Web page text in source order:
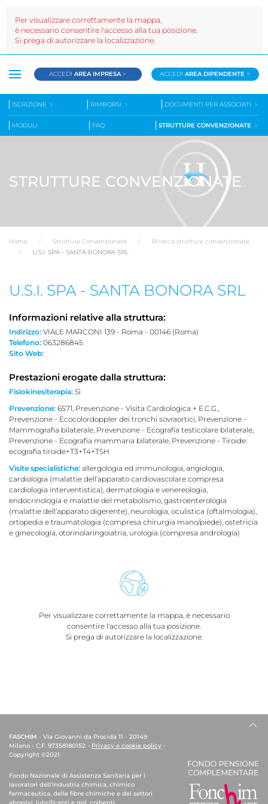
ACCEDIAREA IMPRESA > ACCEDIAREA DIPENDENTE >
ISCRIZIONE RIMBORSI DOCUMENTI PER ASSOCIATI
MODULI FAQ STRUTTURE CONVENZIONATE
STRUTTURE CONVENZIONATE
Home Strutture Convenzionate
Ricerca strutture convenzionate
U.S.I. SPA - SANTA BONORA SRL
U.S.I. SPA - SANTA BONORA SRL
Informazioni relative alla struttura:
Indirizzo: VIALE MARCONI 139 - Roma - 00146 (Roma)
Telefono: 063286845
Sito Web:
Prestazioni erogate dalla struttura:
Fisiokinesiterapia: Sì
Prevenzione: 6571, Prevenzione - Visita Cardiologica + E.C.G.,
Prevenzione - Ecocolordoppler dei tronchi sovraortici, Prevenzione -
Mammografia bilaterale, Prevenzione - Ecografia testicolare bilaterale,
Prevenzione - Ecografia mammaria bilaterale, Prevenzione - Tiroide:
ecografia tiroide+T3+T4+TSH
Visite specialistiche: allergologia ed immunologia, angiologia,
cardiologia (malattie dell’apparato cardiovascolare compresa
cardiologia interventistica), dermatologia e venereologia,
endocrinologia e malattie del metabolismo, gastroenterologia
(malattie dell’apparato digerente), neurologia, oculistica (oftalmologia),
ortopedia e traumatologia (compresa chirurgia mano/piede), ostetricia
e ginecologia, otorinolaringoiatria, urologia (compresa andrologia)
Per visualizzare correttamente la mappa, è necessario
consentire l'accesso alla tua posizione.
Si prega di autorizzare la localizzazione.
FASCHIM - Via Giovanni da Procida 11 - 20149
Milano - C.F. 97358180152 - Privacy e cookie policy -
Copyright ©2021
Fondo Nazionale di Assistenza Sanitaria per i
lavoratori dell'industria chimica, chimico
farmaceutica, delle fibre chimiche e dei settori
Per visualizzare correttamente la mappa,
è necessario consentire l'accesso alla tua posizione.
Si prega di autorizzare la localizzazione.